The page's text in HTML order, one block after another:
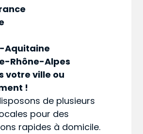
Aquitaine
Rhône-Alpes
votreville ou
!
de plusieurs
pour des
rapides à domicile.